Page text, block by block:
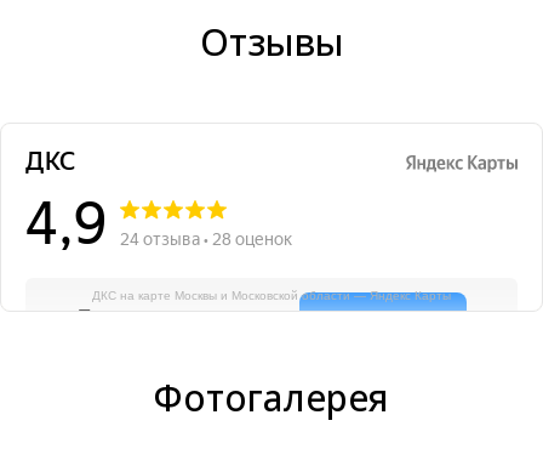
Отзывы
ДКС на карте Москвы и Московской области — Яндекс Карты
Фотогалерея